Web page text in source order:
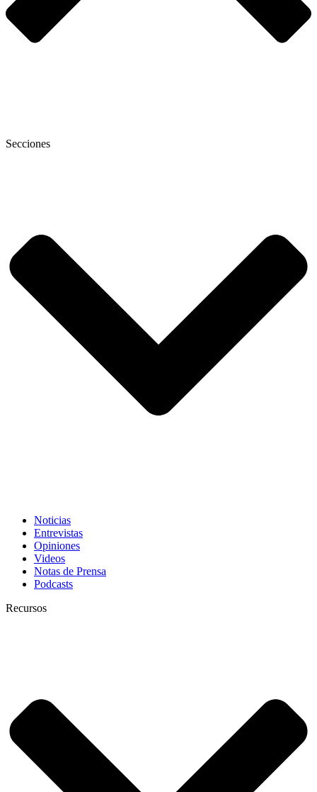
Secciones
Noticias
Entrevistas
Opiniones
Videos
Notas de Prensa
Podcasts
Recursos